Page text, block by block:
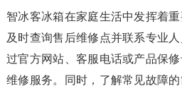
智冰客冰箱在家庭生活中发挥着
及时查询售后维修点并联系专业
过官方网站、客服电话或产品保
维修服务。同时，了解常见故障